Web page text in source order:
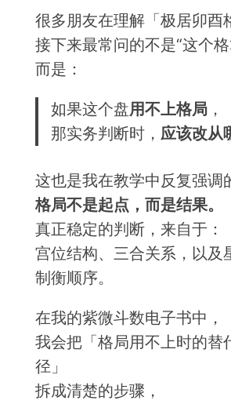
很多朋友在理解「极居卯酉
接下来最常问的不是“这个格
而是：
如果这个盘用不上格局 ，
那实务判断时， 应该改从
这也是我在教学中反复强
格局不是起点，而是结果。
真正稳定的判断，来自于：
宫位结构、三合关系，以及
制衡顺序。
在我的紫微斗数电子书中，
我会把「格局用不上时的替
径」
拆成清楚的步骤，